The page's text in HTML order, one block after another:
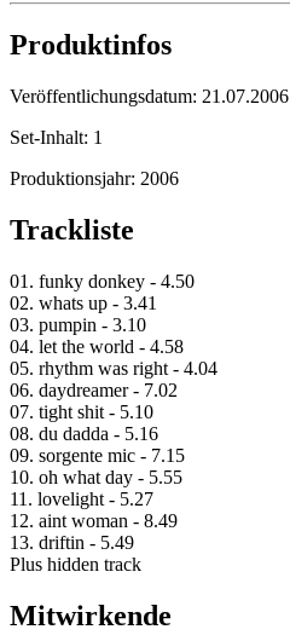
Produktinfos
Veröffentlichungsdatum: 21.07.2006
Set-Inhalt: 1
Produktionsjahr: 2006
Trackliste
01. funky donkey - 4.50
02. whats up - 3.41
03. pumpin - 3.10
04. let the world - 4.58
05. rhythm was right - 4.04
06. daydreamer - 7.02
07. tight shit - 5.10
08. du dadda - 5.16
09. sorgente mic - 7.15
10. oh what day - 5.55
11. lovelight - 5.27
12. aint woman - 8.49
13. driftin - 5.49
Plus hidden track
Mitwirkende